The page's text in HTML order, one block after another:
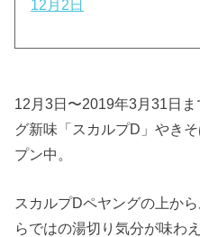
12月2日
12月3日〜2019年3月31日
グ新味「スカルプD」やき
プン中。
スカルプDペヤングの上か
らではの湯切り気分が味わ